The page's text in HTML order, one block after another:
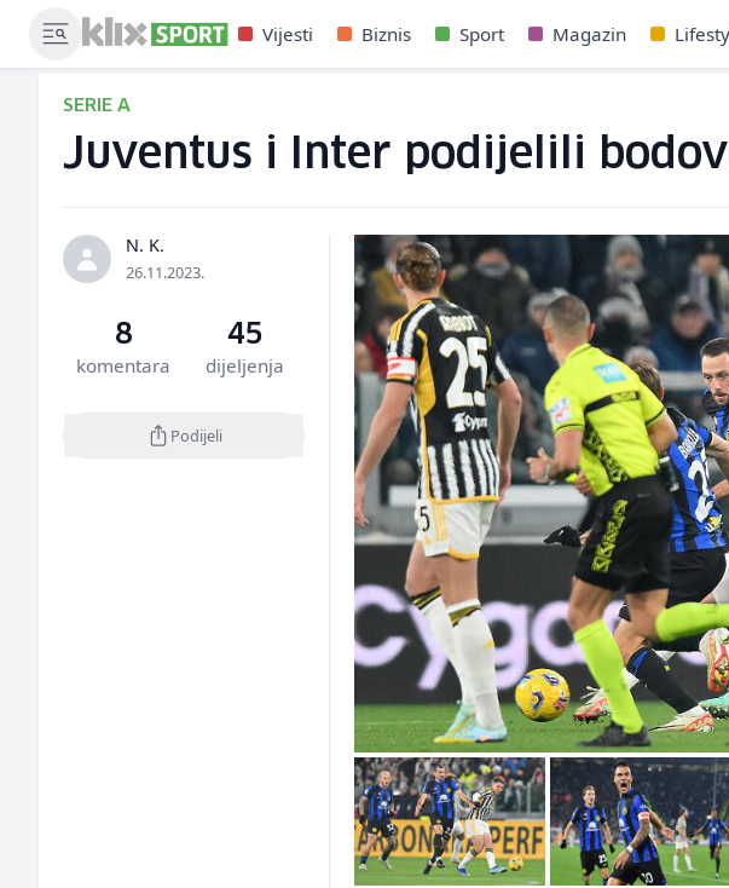
Vijesti Biznis Sport Magazin
SERIE A
Juventus i Inter podijelili
N. K.
26.11.2023.
8
komentara
45
dijeljenja
Podijeli